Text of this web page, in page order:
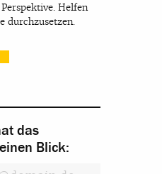
Helfen
durchzusetzen.
das
Blick: